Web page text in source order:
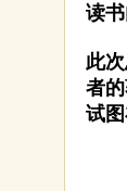
读书
此
者
试